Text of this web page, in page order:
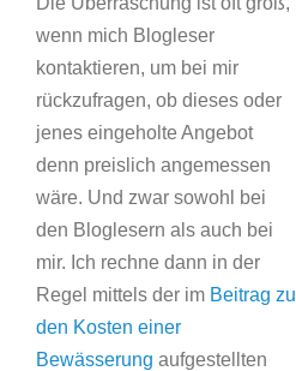
wenn mich Blogleser
kontaktieren, um bei mir
rückzufragen, ob dieses oder
jenes eingeholte Angebot
denn preislich angemessen
wäre. Und zwar sowohl bei
den Bloglesern als auch bei
mir. Ich rechne dann in der
Regel mittels der im Beitrag zu
den Kosten einer
Bewässerung aufgestellten